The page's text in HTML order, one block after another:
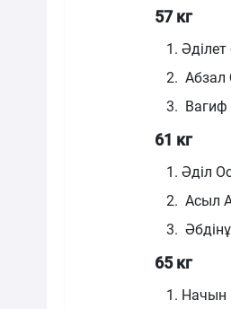
57 кг
Абзал
61 кг
Әділ
Асыл
65 кг
Начын